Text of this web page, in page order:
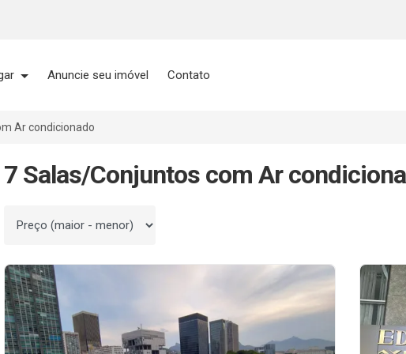
Anuncie seu imóvel Contato
Ar condicionado
7 Salas/Conjuntos com Ar
Ordenar por